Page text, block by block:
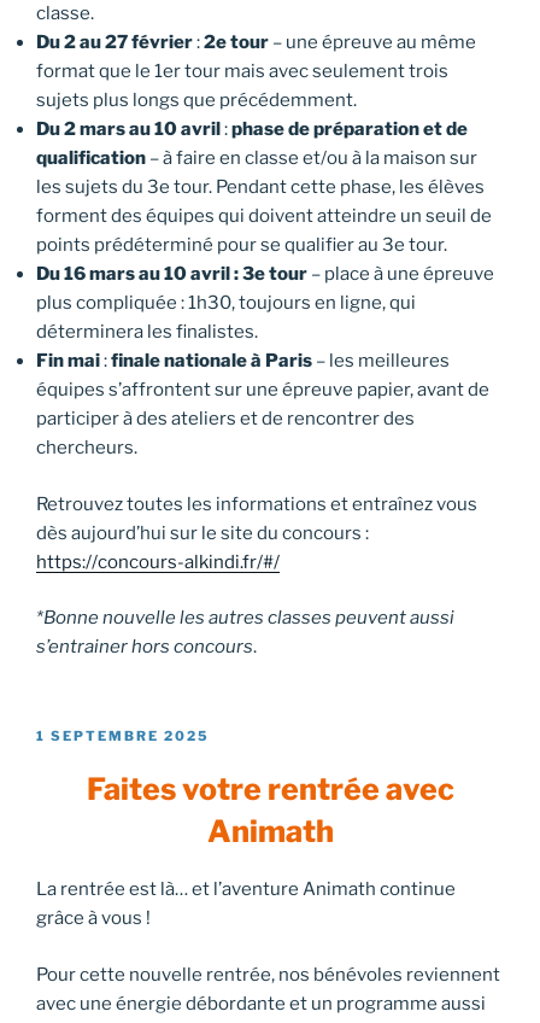
classe.
Du 2 au 27 février:2e tour – une épreuve au même
format que le 1er tour mais avec seulement trois
sujets plus longs que précédemment.
Du 2 mars au 10 avril :phase de préparation et de
qualification – à faire en classe et/ou à la maison sur
les sujets du 3e tour. Pendant cette phase, les élèves
forment des équipes qui doivent atteindre un seuil de
points prédéterminé pour se qualifier au 3e tour.
Du 16 mars au 10 avril : 3e tour – place à une épreuve
plus compliquée : 1h30, toujours en ligne, qui
déterminera les finalistes.
Fin mai:finale nationale à Paris – les meilleures
équipes s’affrontent sur une épreuve papier, avant de
participer à des ateliers et de rencontrer des
chercheurs.
Retrouvez toutes les informations et entraînez vous
dès aujourd’hui sur le site du concours :
https://concours-alkindi.fr/#/
*Bonne nouvelle les autres classes peuvent aussi
s’entrainer hors concours.
PUBLIÉ
1 SEPTEMBRE 2025
Faites votre rentrée avec
Animath
La rentrée est là… et l’aventure Animath continue
grâce à vous !
Pour cette nouvelle rentrée, nos bénévoles reviennent
avec une énergie débordante et un programme aussi